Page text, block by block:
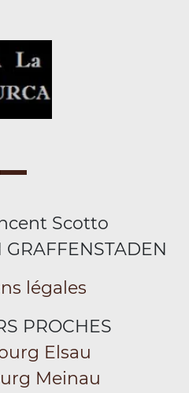
Scotto
légales
PROCHES
Elsau
Meinau